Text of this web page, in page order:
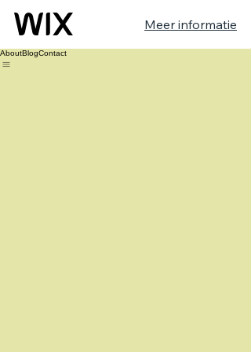
Meer informatie